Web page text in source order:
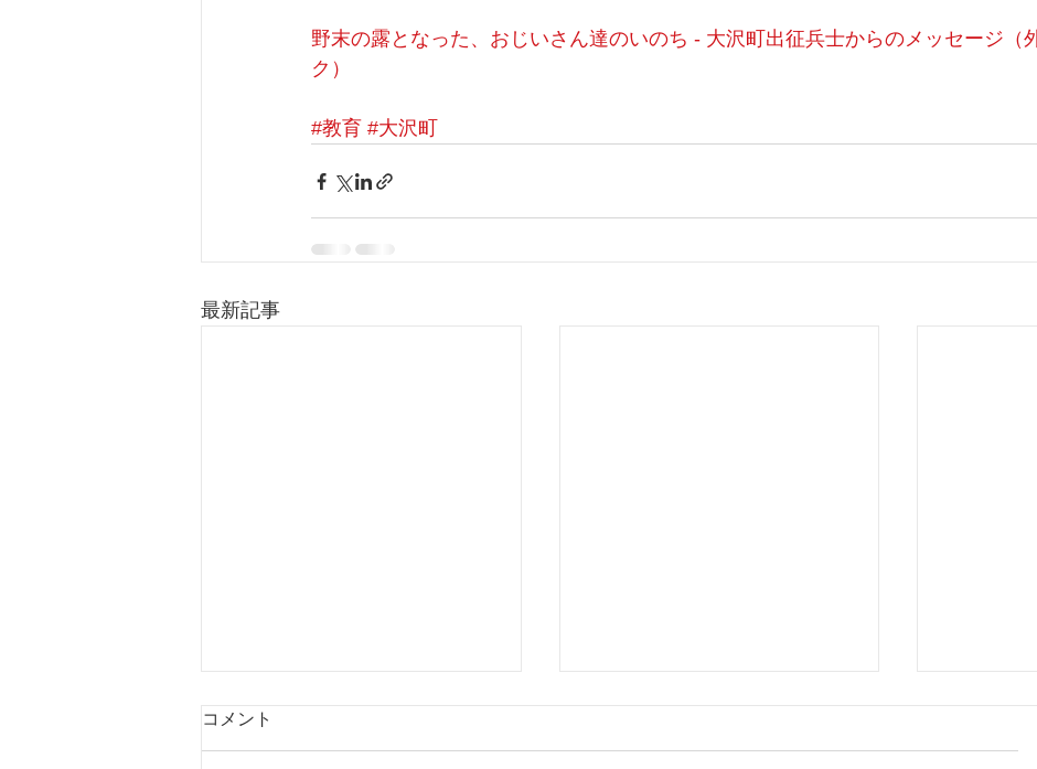
野末の露となった、おじいさん達のいのち - 大沢町出征兵士からのメッセージ（
ク）
#教育 #大沢町
最新記事
コメント